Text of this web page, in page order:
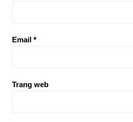
Email *
Trang web